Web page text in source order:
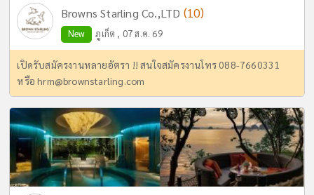
Browns Starling Co.,LTD (10)
New ภูเก็ต , 07 ส.ค. 69
เปิดรับสมัครงานหลายอัตรา !! สนใจสมัครงานโทร 088-7660331
หรือhrm@brownstarling.com